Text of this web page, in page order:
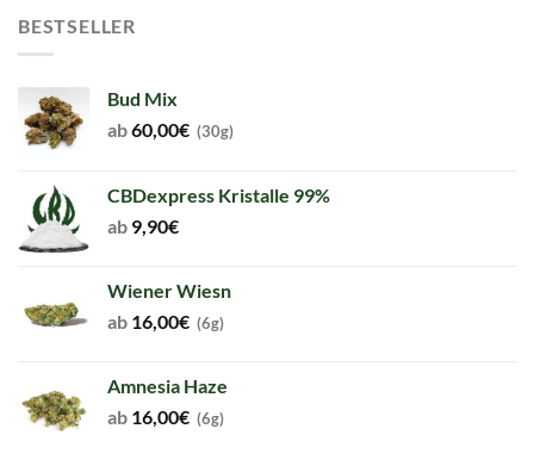
BESTSELLER
Bud Mix
ab60,00€ (30g)
CBDexpress Kristalle 99%
ab 9,90€
Wiener Wiesn
ab 16,00€ (6g)
Amnesia Haze
ab 16,00€ (6g)